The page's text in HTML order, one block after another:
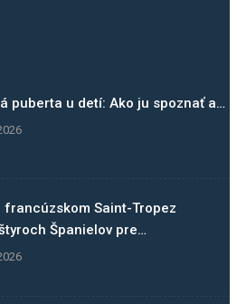
puberta u detí: Ako ju spoznať a…
francúzskom Saint-Tropez
Španielov pre…